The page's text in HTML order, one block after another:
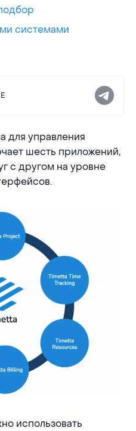
системами
для управления
шесть приложений,
с другом на уровне
использовать